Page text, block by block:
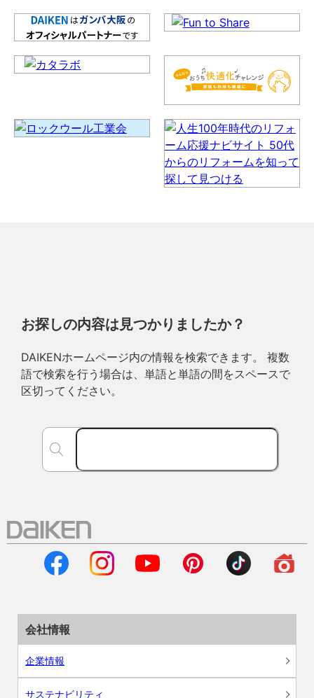
お探しの内容は見つかりましたか？
DAIKENホームページ内の情報を検索できます。 複数
語で検索を行う場合は、単語と単語の間をスペースで
区切ってください。
会社情報
企業情報
サステナビリティ